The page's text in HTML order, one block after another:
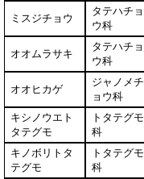
ミスジチョウ
タテハチョ
ウ科
オオムラサキ
タテハチョ
ウ科
オオヒカゲ
ジャノメチ
ョウ科
キシノウエト
タテグモ
トタテグモ
科
キノボリトタ
テグモ
トタテグモ
科